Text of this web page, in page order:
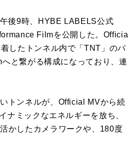
後9時、HYBE LABELS公式
Filmを公開 した。Official
したトンネル内で「TNT 」のパ
と繋がる構成に な っており、連
いトンネルが、Official MVから続
ナミック なエネルギーを放ち、
活かしたカメラワークや、180度